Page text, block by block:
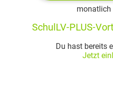
monatlich
SchulLV-PLUS-
Du hast bereits
Jetzt